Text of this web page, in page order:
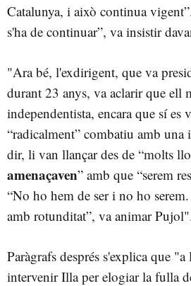
Catalunya, i això continua
s'ha de continuar”, va insistir
"Ara bé, l'exdirigent, que va
durant 23 anys, va aclarir que ell
independentista, encara que sí es
“radicalment” combatiu amb una
dir, li van llançar des de “molts
amenaçaven” amb que “serem
“No ho hem de ser i no ho
amb rotunditat”, va animar
Paràgrafs després s'explica que
intervenir Illa per elogiar la fulla